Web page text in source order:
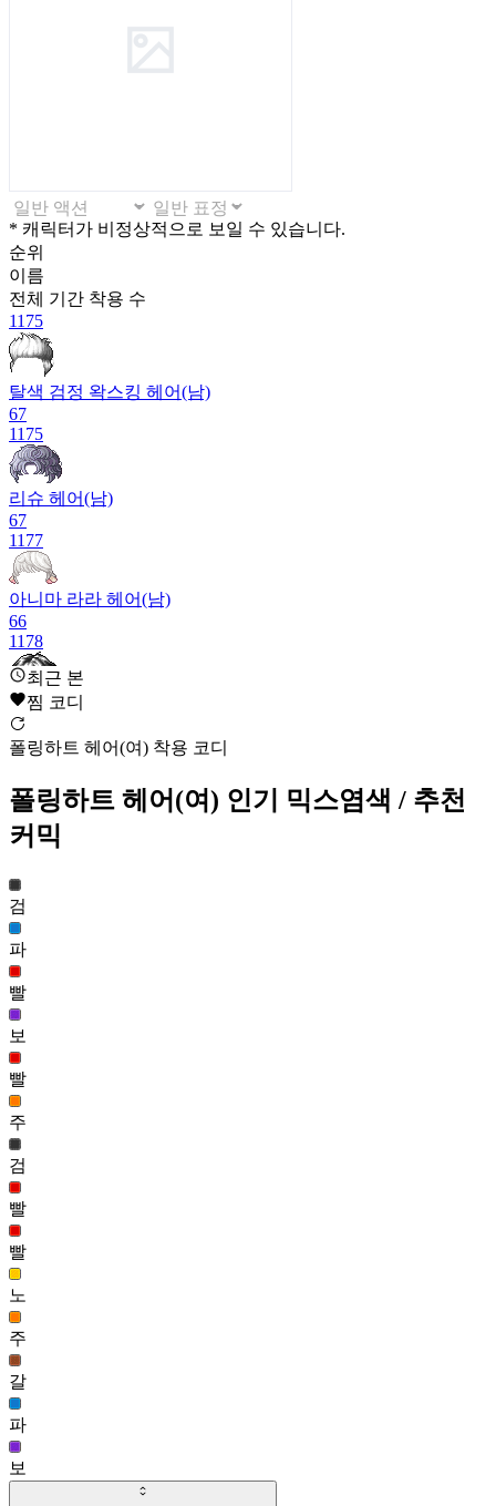
* 캐릭터가 비정상적으로 보일 수 있습니다.
순위
이름
전체 기간 착용 수
1175
탈색 검정 왁스킹 헤어(남)
67
1175
리슈 헤어(남)
67
1177
아니마 라라 헤어(남)
66
1178
큐티 쇼트 헤어(여)
65
1179
헥터헤어(남)
63
1179
별사탕 헤어(여)
63
1181
폴링하트 헤어(여)
61
1181
엘윈 헤어(남)
61
1183
실비안 헤어(남)
60
1183
숏 울프 헤어(남)
60
1185
락밴드 헤어(남)
58
1185
노바 카데나 헤어(남)
58
1187
샤르르 보이 헤어(남)
최근 본
찜 코디
폴링하트 헤어(여) 착용 코디
폴링하트 헤어(여) 인기 믹스염색 / 추천
커믹
검
파
빨
보
빨
주
검
빨
빨
노
주
갈
파
보